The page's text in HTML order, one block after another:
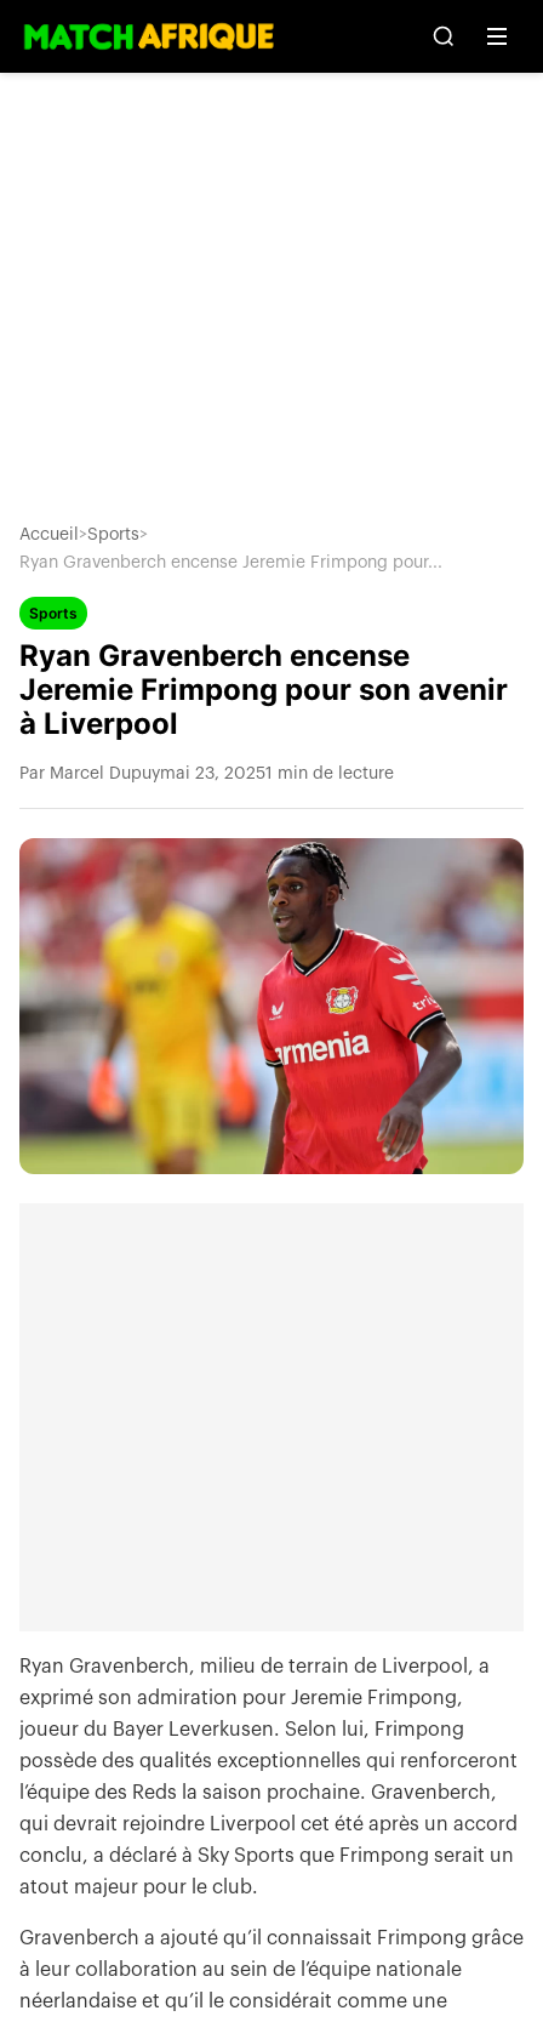
Accueil >Sports>
Ryan Gravenberch encense Jeremie Frimpong pour...
Sports
Ryan Gravenberch encense
Jeremie Frimpong pour son avenir
à Liverpool
Par Marcel Dupuymai 23, 20251 min de lecture
Ryan Gravenberch, milieu de terrain de Liverpool, a
exprimé son admiration pour Jeremie Frimpong,
joueur du Bayer Leverkusen. Selon lui, Frimpong
possède des qualités exceptionnelles qui renforceront
l’équipe des Reds la saison prochaine. Gravenberch,
qui devrait rejoindre Liverpool cet été après un accord
conclu, a déclaré à Sky Sports que Frimpong serait un
atout majeur pour le club.
Gravenberch a ajouté qu’il connaissait Frimpong grâce
à leur collaboration au sein de l’équipe nationale
néerlandaise et qu’il le considérait comme une